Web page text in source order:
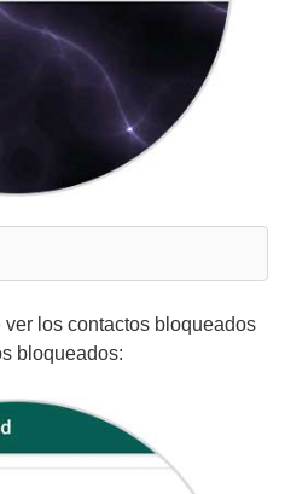
los contactos bloqueados
bloqueados: